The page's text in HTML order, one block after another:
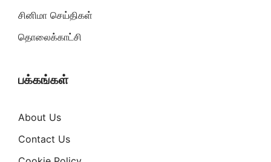
சினிமா செய்திகள்
தொலைக்காட்சி
பக்கங்கள்
About Us
Contact Us